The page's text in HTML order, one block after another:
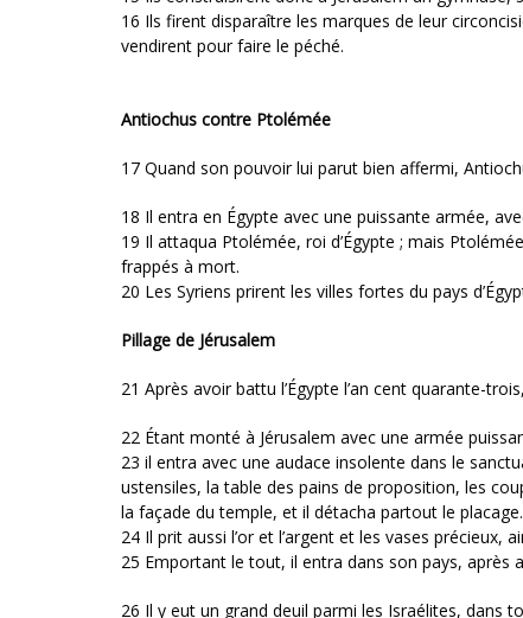
16 Ils firent disparaître les marques de leur
vendirent pour faire le péché.
Antiochus contre Ptolémée
17 Quand son pouvoir lui parut bien affermi,
18 Il entra en Égypte avec une puissante armée,
19 Il attaqua Ptolémée, roi d’Égypte ; mais
frappés à mort.
20 Les Syriens prirent les villes fortes du pays
Pillage de Jérusalem
21 Après avoir battu l’Égypte l’an cent quarante-
22 Étant monté à Jérusalem avec une armée
23 il entra avec une audace insolente dans le
ustensiles, la table des pains de proposition, les
la façade du temple, et il détacha partout le placage.
24 Il prit aussi l’or et l’argent et les vases précieux,
25 Emportant le tout, il entra dans son pays, après
26 Il y eut un grand deuil parmi les Israélites, dans